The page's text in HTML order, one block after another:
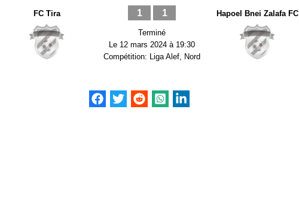
FC Tira 1 1
Terminé
Le 12 mars 2024 à 19:30
Compétition: Liga Alef, Nord
Hapoel Bnei Zalafa FC